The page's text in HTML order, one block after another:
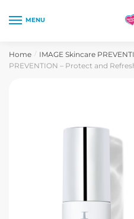
MENU
Home IMAGE Skincare
PREVENTION – Protect and